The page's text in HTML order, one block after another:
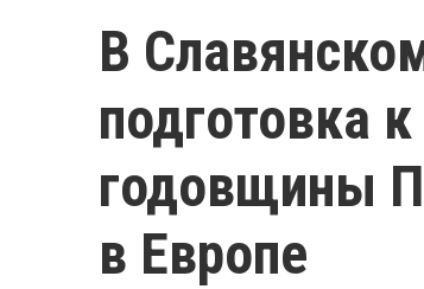
В
подготовка
годовщины
в Европе